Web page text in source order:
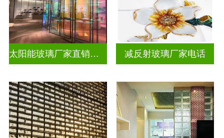
太阳能玻璃厂家直销批发 减反射玻璃厂家电话